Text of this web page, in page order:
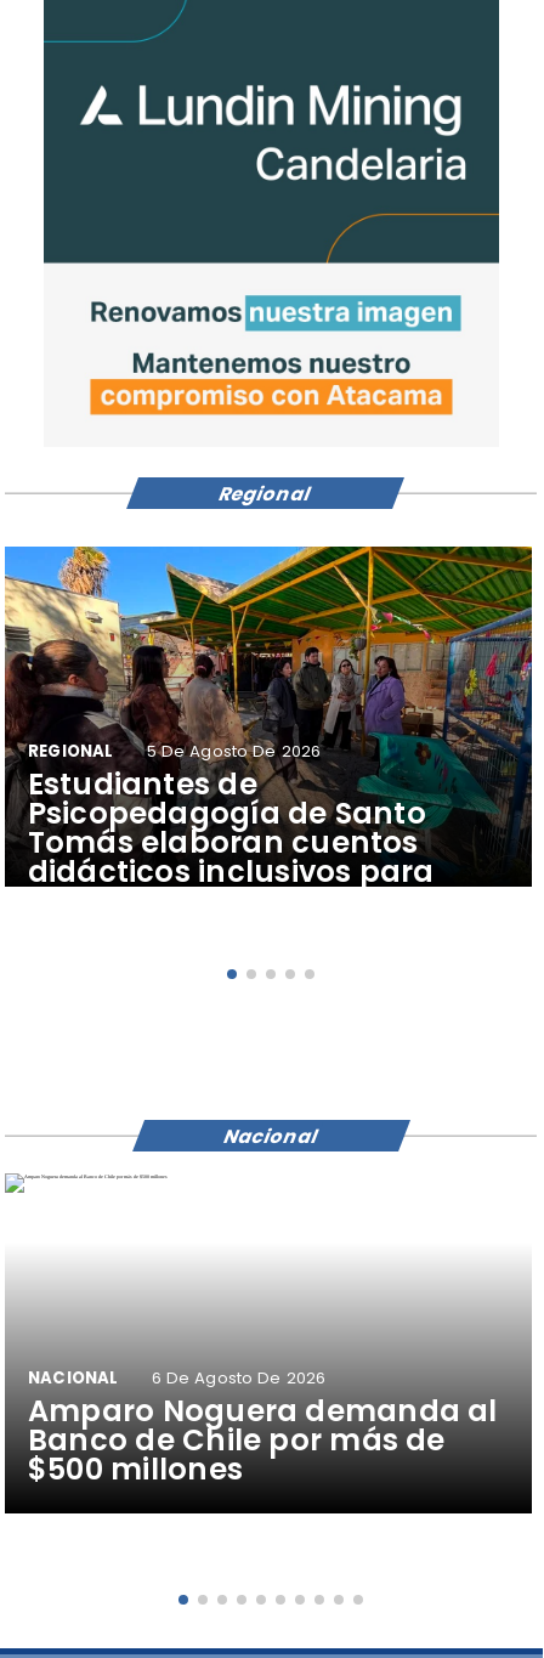
​Estudiantes de
Psicopedagogía de Santo
Tomás elaboran cuentos
didácticos inclusivos para
apoyar el aprendizaje de
REGIONAL 5 De Agosto De 2026
Regional
Amparo Noguera demanda al
Banco de Chile por más de
$500 millones
NACIONAL 6 De Agosto De 2026
Nacional